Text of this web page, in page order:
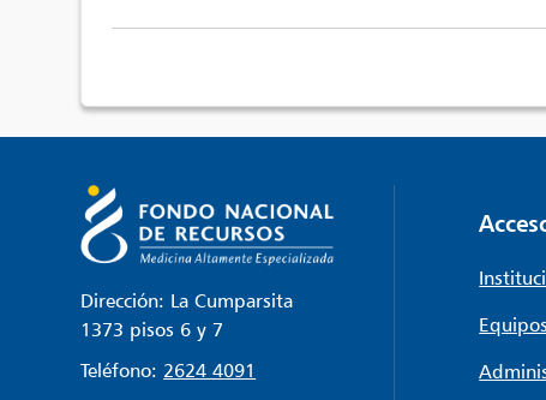
Dirección: La Cumparsita
1373 pisos 6 y 7
Teléfono: 2624 4091